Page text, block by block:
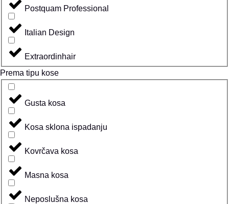
Postquam Professional
Italian Design
Extraordinhair
Prema tipu kose
Gusta kosa
Kosa sklona ispadanju
Kovrčava kosa
Masna kosa
Neposlušna kosa